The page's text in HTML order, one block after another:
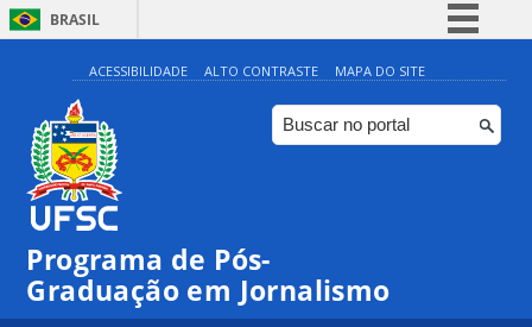
BRASIL
Simplifique!
Comunica BR
Participe
ACESSIBILIDADE ALTO CONTRASTE MAPA DO SITE
Programa de Pós-
Graduação em Jornalismo